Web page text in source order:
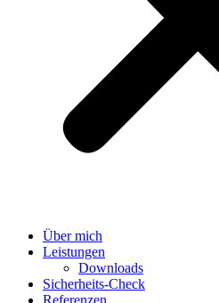
Über mich
Leistungen
Downloads
Sicherheits-Check
Referenzen